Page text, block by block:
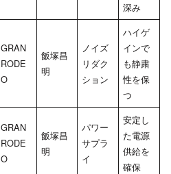
深み
GRAN
RODE
O
飯塚昌
明
ノイズ
リダク
ション
ハイゲ
インで
も静粛
性を保
つ
GRAN
RODE
O
飯塚昌
明
パワー
サプラ
イ
安定し
た電源
供給を
確保